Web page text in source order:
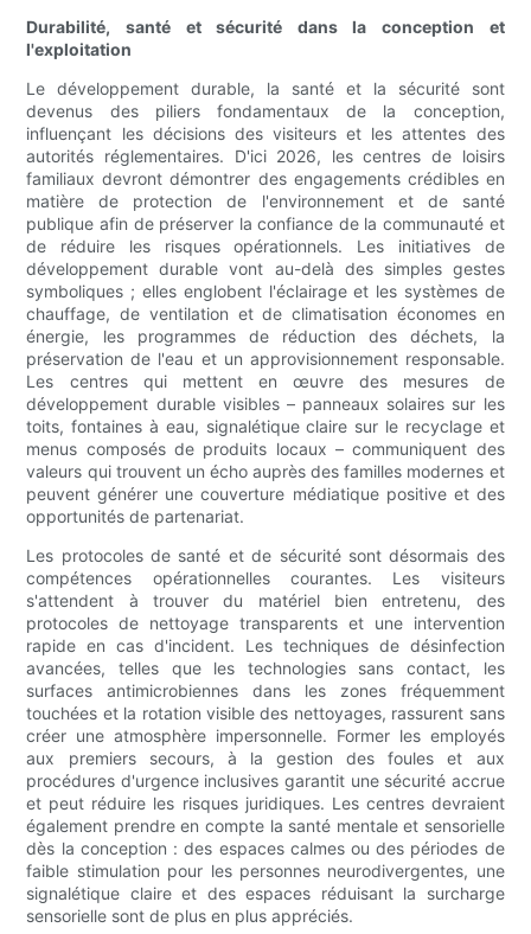
Durabilité, santé et sécurité dans la conception et
l'exploitation
Le développement durable, la santé et la sécurité sont
devenus des piliers fondamentaux de la conception,
influençant les décisions des visiteurs et les attentes des
autorités réglementaires. D'ici 2026, les centres de loisirs
familiaux devront démontrer des engagements crédibles en
matière de protection de l'environnement et de santé
publique afin de préserver la confiance de la communauté et
de réduire les risques opérationnels. Les initiatives de
développement durable vont au-delà des simples gestes
symboliques ; elles englobent l'éclairage et les systèmes de
chauffage, de ventilation et de climatisation économes en
énergie, les programmes de réduction des déchets, la
préservation de l'eau et un approvisionnement responsable.
Les centres qui mettent en œuvre des mesures de
développement durable visibles – panneaux solaires sur les
toits, fontaines à eau, signalétique claire sur le recyclage et
menus composés de produits locaux – communiquent des
valeurs qui trouvent un écho auprès des familles modernes et
peuvent générer une couverture médiatique positive et des
opportunités de partenariat.
Les protocoles de santé et de sécurité sont désormais des
compétences opérationnelles courantes. Les visiteurs
s'attendent à trouver du matériel bien entretenu, des
protocoles de nettoyage transparents et une intervention
rapide en cas d'incident. Les techniques de désinfection
avancées, telles que les technologies sans contact, les
surfaces antimicrobiennes dans les zones fréquemment
touchées et la rotation visible des nettoyages, rassurent sans
créer une atmosphère impersonnelle. Former les employés
aux premiers secours, à la gestion des foules et aux
procédures d'urgence inclusives garantit une sécurité accrue
et peut réduire les risques juridiques. Les centres devraient
également prendre en compte la santé mentale et sensorielle
dès la conception : des espaces calmes ou des périodes de
faible stimulation pour les personnes neurodivergentes, une
signalétique claire et des espaces réduisant la surcharge
sensorielle sont de plus en plus appréciés.